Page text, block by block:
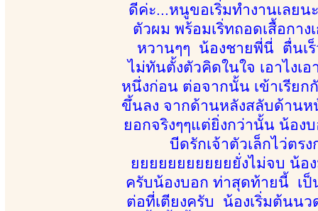
ดีค่ะ...หนูขอเริ่มทำงานเลย
ตัวผม พร้อมเริ่ทถอดเสื้อกา
หวานๆๆ น้องชายพี่นี่ ตื่นเร็
ไม่ทันตั้งตัวคิดในใจ เอาไง
หนึ่งก่อน ต่อจากนั้น เข้าเรียก
ขึ้นลง จากด้านหลังสลับด้านห
ยอกจริงๆๆแต่ยิ่งกว่านั้น น้อง
บีดรักเจ้าตัวเล็กไว่ตร
ยยยยยยยยยยยยั่งไม่จบ น้อ
ครับน้องบอก ท่าสุดท้ายนี้ เป็
ต่อที่เตียงครับ น้องเริ่มต้นน